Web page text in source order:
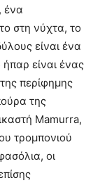
ένα
στη νύχτα, το
είναι ένα
είναι ένας
περίφημης
της
Mamurra,
τρομπονιού
οι